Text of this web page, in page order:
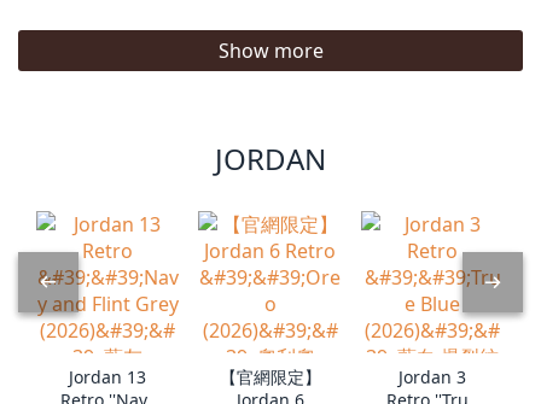
Show more
JORDAN
Jordan 13
【官網限定】
Jordan 3